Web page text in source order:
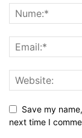
Save my
next time I